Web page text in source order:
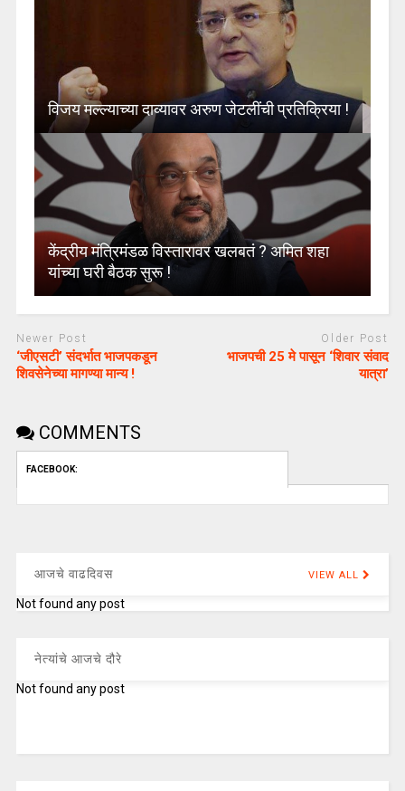
विजय मल्ल्याच्या दाव्यावर अरुण जेटलींची प्रतिक्रिया !
केंद्रीय मंत्रिमंडळ विस्तारावर खलबतं ? अमित शहा
यांच्या घरी बैठक सुरू !
Newer Post
‘जीएसटी’ संदर्भात भाजपकडून
शिवसेनेच्या मागण्या मान्य !
Older Post
भाजपची 25 मे पासून ‘शिवार संवाद
यात्रा’
COMMENTS
FACEBOOK:
आजचे वाढदिवस VIEW ALL
Not found any post
नेत्यांचे आजचे दौरे
Not found any post